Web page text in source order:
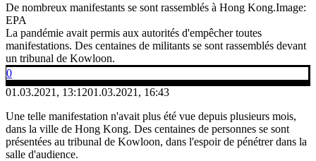
De nombreux manifestants se sont rassemblés à Hong Kong.Image:
EPA
La pandémie avait permis aux autorités d'empêcher toutes
manifestations. Des centaines de militants se sont rassemblés devant
un tribunal de Kowloon.
0
01.03.2021, 13:1201.03.2021, 16:43
Une telle manifestation n'avait plus été vue depuis plusieurs mois,
dans la ville de Hong Kong. Des centaines de personnes se sont
présentées au tribunal de Kowloon, dans l'espoir de pénétrer dans la
salle d'audience.